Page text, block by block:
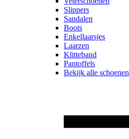
Slippers
Sandalen
Boots
Enkellaarsjes
Laarzen
Klitteband
Pantoffels
Bekijk alle schoenen